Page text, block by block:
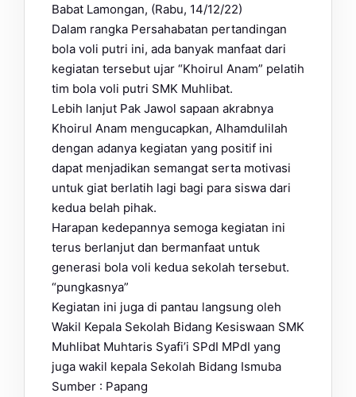
Babat Lamongan, (Rabu, 14/12/22)
Dalam rangka Persahabatan pertandingan
bola voli putri ini, ada banyak manfaat dari
kegiatan tersebut ujar “Khoirul Anam” pelatih
tim bola voli putri SMK Muhlibat.
Lebih lanjut Pak Jawol sapaan akrabnya
Khoirul Anam mengucapkan, Alhamdulilah
dengan adanya kegiatan yang positif ini
dapat menjadikan semangat serta motivasi
untuk giat berlatih lagi bagi para siswa dari
kedua belah pihak.
Harapan kedepannya semoga kegiatan ini
terus berlanjut dan bermanfaat untuk
generasi bola voli kedua sekolah tersebut.
“pungkasnya”
Kegiatan ini juga di pantau langsung oleh
Wakil Kepala Sekolah Bidang Kesiswaan SMK
Muhlibat Muhtaris Syafi’i SPdI MPdI yang
juga wakil kepala Sekolah Bidang Ismuba
Sumber : Papang